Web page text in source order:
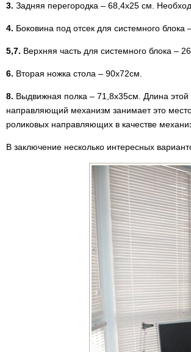
3. Задняя перегородка – 68,4х25 см.
4. Боковина под отсек для системного блока
5,7. Верхняя часть для системного блока –
6. Вторая ножка стола – 90х72см.
8. Выдвижная полка – 71,8х35см. Длина
направляющий механизм занимает это
роликовых направляющих в качестве
В заключение несколько интересных